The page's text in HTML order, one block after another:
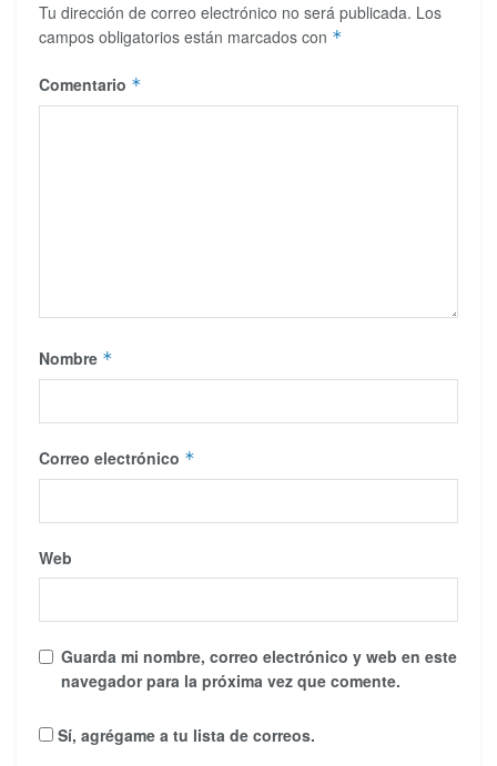
Tu dirección de correo electrónico no será publicada. Los
campos obligatorios están marcados con *
Comentario *
Nombre *
Correo electrónico *
Web
Guarda mi nombre, correo electrónico y web en este
navegador para la próxima vez que comente.
Sí, agrégame a tu lista de correos.